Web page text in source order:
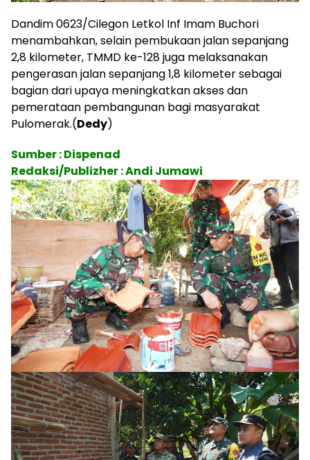
Dandim 0623/Cilegon Letkol Inf Imam Buchori
menambahkan, selain pembukaan jalan sepanjang
2,8 kilometer, TMMD ke-128 juga melaksanakan
pengerasan jalan sepanjang 1,8 kilometer sebagai
bagian dari upaya meningkatkan akses dan
pemerataan pembangunan bagi masyarakat
Pulomerak.(Dedy)
Sumber : Dispenad
Redaksi/Publizher : Andi Jumawi